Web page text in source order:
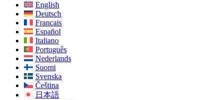
English
Deutsch
Français
Español
Italiano
Português
Nederlands
Suomi
Svenska
Čeština
日本語